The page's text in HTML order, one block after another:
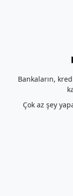
Bankaların,
Çok az şey